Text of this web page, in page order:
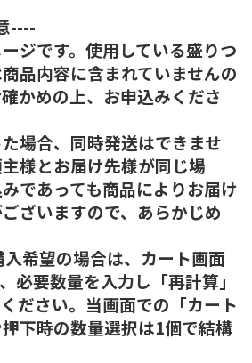
----
ジです。使用している盛りつ
品内容に含まれていませんの
かめの上、お申込みくださ
場合、同時発送はできませ
様とお届け先様が同じ場
であっても商品によりお届け
ざいますので、あらかじめ
希望の場合は、カート画面
必要数量を入力し「再計算」
ださい。当画面での「カート
下時の数量選択は1個で結構